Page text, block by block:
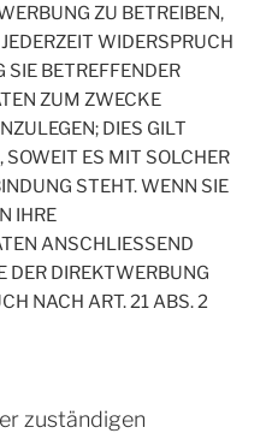
ZU BETREIBEN,
WIDERSPRUCH
SIE BETREFFENDER
ZUM ZWECKE
DIES GILT
ES MIT SOLCHER
STEHT. WENN SIE
IHRE
ANSCHLIESSEND
DER DIREKTWERBUNG
NACH ART. 21 ABS. 2
zuständigen